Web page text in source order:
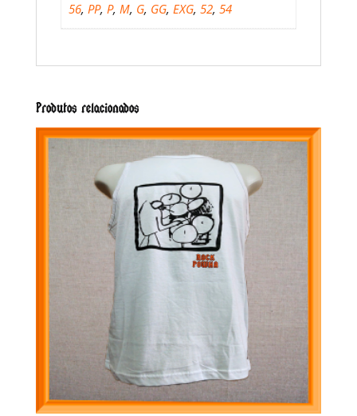
56, PP, P, M, G, GG, EXG, 52, 54
Produtos relacionados